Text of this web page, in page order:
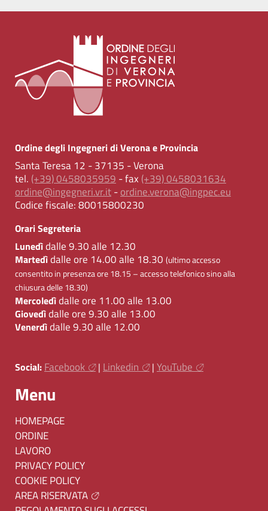
Ordine degli Ingegneri di Verona e Provincia
Santa Teresa 12 - 37135 - Verona
tel. (+39) 0458035959 - fax (+39) 0458031634
ordine@ingegneri.vr.it-ordine.verona@ingpec.eu
Codice fiscale:80015800230
Orari Segreteria
Lunedìdalle 9.30 alle 12.30
Martedìdalle ore 14.00 alle 18.30 (ultimo accesso
consentito in presenza ore 18.15 – accesso telefonico sino alla
chiusura delle 18.30)
Mercoledìdalle ore 11.00 alle 13.00
Giovedìdalle ore 9.30 alle 13.00
Venerdìdalle 9.30 alle 12.00
Social: Facebook | Linkedin | YouTube
Menu
HOMEPAGE
ORDINE
LAVORO
PRIVACY POLICY
COOKIE POLICY
AREA RISERVATA